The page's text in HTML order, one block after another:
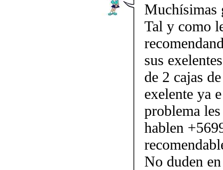
Muchísimas
Tal y como
sus
de 2 cajas
exelente ya
problema
hablen
No duden